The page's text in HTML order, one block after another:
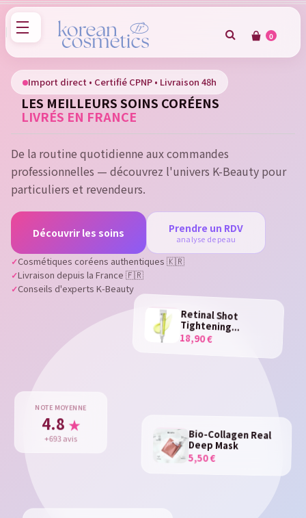
0
Import direct • Certifié CPNP • Livraison 48h
LES MEILLEURS SOINS CORÉENS
LIVRÉS EN FRANCE
De la routine quotidienne aux commandes
professionnelles — découvrez l'univers K-Beauty pour
particuliers et revendeurs.
Découvrir les soins Prendre un RDV
analyse de peau
Cosmétiques coréens authentiques 🇰🇷
Livraison depuis la France 🇫🇷
Conseils d'experts K-Beauty
Retinal Shot
Tightening...
18,90 €
Bio-Collagen Real
Deep Mask
5,50 €
NOTE MOYENNE
4.8 ★
+693 avis
Sign in
You need to be logged in to save products in your wish
list.
Cancel